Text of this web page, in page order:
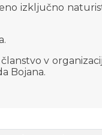
izključno
v
Bojana.